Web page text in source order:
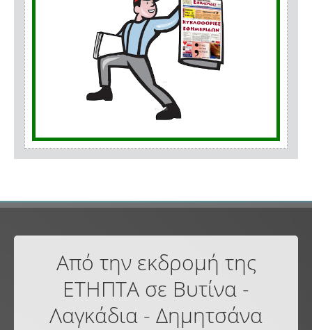
Από την εκδρομή της
ΕΤΗΠΤΑ σε Βυτίνα -
Λαγκάδια - Δημητσάνα